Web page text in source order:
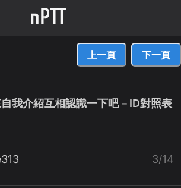
上一頁 下一頁
我介紹互相認識一下吧－ID對照表
3/14